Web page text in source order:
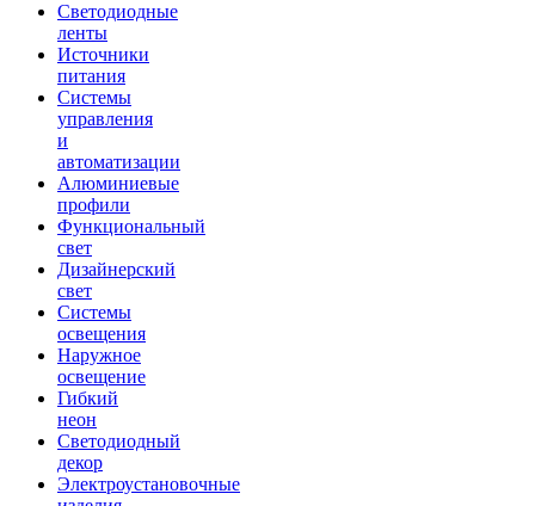
Светодиодные
ленты
Источники
питания
Системы
управления
и
автоматизации
Алюминиевые
профили
Функциональный
свет
Дизайнерский
свет
Системы
освещения
Наружное
освещение
Гибкий
неон
Светодиодный
декор
Электроустановочные